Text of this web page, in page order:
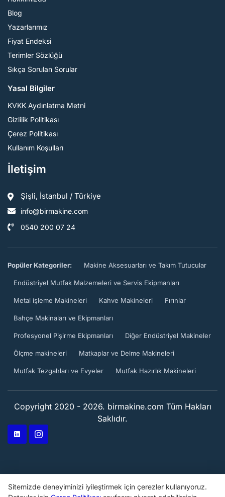
Blog
Yazarlarımız
Fiyat Endeksi
Terimler Sözlüğü
Sıkça Sorulan Sorular
Yasal Bilgiler
KVKK Aydınlatma Metni
Gizlilik Politikası
Çerez Politikası
Kullanım Koşulları
İletişim
Şişli, İstanbul / Türkiye
info@birmakine.com
0540 200 07 24
Popüler Kategoriler: Makine Aksesuarları ve Takım Tutucular
Endüstriyel Mutfak Malzemeleri ve Servis Ekipmanları
Metal işleme Makineleri Kahve Makineleri Fırınlar
Bahçe Makinaları ve Ekipmanları
Profesyonel Pişirme Ekipmanları Diğer Endüstriyel Makineler
Ölçme makineleri Matkaplar ve Delme Makineleri
Mutfak Tezgahları ve Evyeler Mutfak Hazırlık Makineleri
Copyright 2020 - 2026. birmakine.com Tüm Hakları
Saklıdır.
Sitemizde deneyiminizi iyileştirmek için çerezler kullanıyoruz.